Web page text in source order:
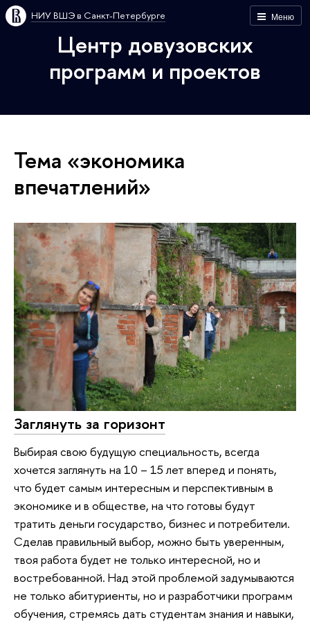
Меню
НИУ ВШЭ в Санкт-Петербурге
Центр довузовских
программ и проектов
Тема «экономика
впечатлений»
Заглянуть за горизонт
Выбирая свою будущую специальность, всегда
хочется заглянуть на 10 – 15 лет вперед и понять,
что будет самым интересным и перспективным в
экономике и в обществе, на что готовы будут
тратить деньги государство, бизнес и потребители.
Сделав правильный выбор, можно быть уверенным,
твоя работа будет не только интересной, но и
востребованной. Над этой проблемой задумываются
не только абитуриенты, но и разработчики программ
обучения, стремясь дать студентам знания и навыки,